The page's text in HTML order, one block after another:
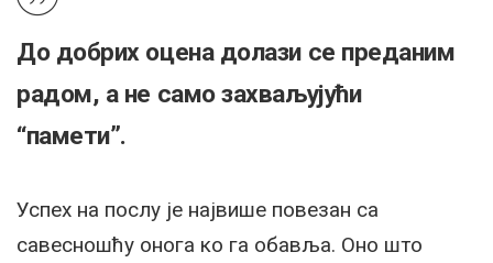
До добрих оцена долази се преданим
радом, а не само захваљујући
“памети”.
Успех на послу је највише повезан са
савесношћу онога ко га обавља. Оно што